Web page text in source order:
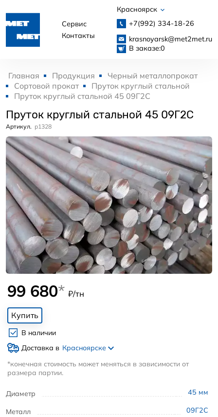
Сервис
Контакты
Красноярск
+7(992) 334-18-26
krasnoyarsk@met2met.ru
В заказе:0
Главная Продукция
Черный металлопрокат
Сортовой прокат
Пруток круглый стальной
Пруток круглый стальной 45 09Г2С
Пруток круглый стальной 45 09Г2С
Артикул. p1328
Диаметр 45 мм
Металл 09Г2С
99 680* ₽/тн
Купить
В наличии
Доставка в Красноярске
*конечная стоимость может меняться в зависимости от
размера партии.